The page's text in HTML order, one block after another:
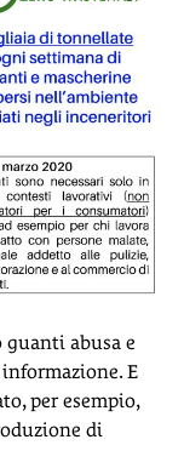
guanti abusa e
E
per esempio,
di